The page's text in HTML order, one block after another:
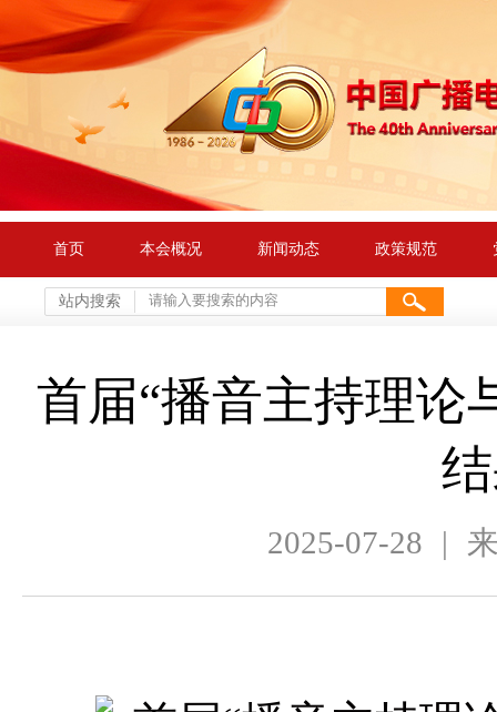
首页 本会概况 新闻动态 政策规范
站内搜索
首届“播音主持理论
2025-07-28 |